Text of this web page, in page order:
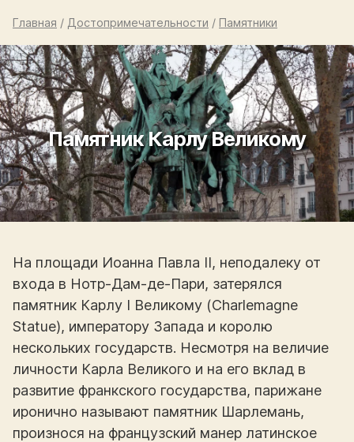
Главная / Достопримечательности / Памятники
Памятник Карлу Великому
На площади Иоанна Павла II, неподалеку от
входа в Нотр-Дам-де-Пари, затерялся
памятник Карлу I Великому (Charlemagne
Statue), императору Запада и королю
нескольких государств. Несмотря на величие
личности Карла Великого и на его вклад в
развитие франкского государства, парижане
иронично называют памятник Шарлемань,
произнося на французский манер латинское